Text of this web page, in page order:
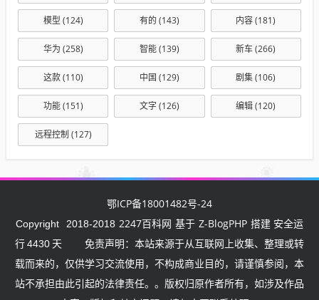
模型 (124) 有的 (143) 内容(181)
华为 (258) 智能(139) 新车(266)
这款(110) 中国 (129) 剧集(106)
功能(151) 文字(126) 编辑(120)
远程控制 (127)
鄂ICP备18001482号-24
Copyright 2018-2018 2247百科网 基于 Z-BlogPHP 搭建 安全运
行4430 天
免责声明：本站来源于从互联网上收集、整理或转
载而来的，仅供学习交流使用，不构成商业目的，请谨慎参阅，本
站不承担由此引起的法律责任。。版权归原作者所有，如涉及作品